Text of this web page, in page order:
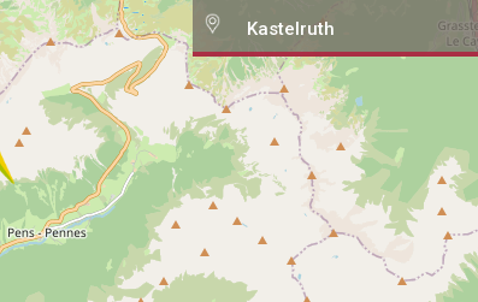
Kastelruth